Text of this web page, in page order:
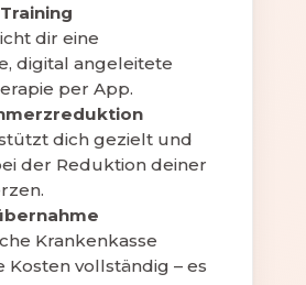
dir eine
digital angeleitete
per App.
dich gezielt und
der Reduktion deiner
Krankenkasse
vollständig – es